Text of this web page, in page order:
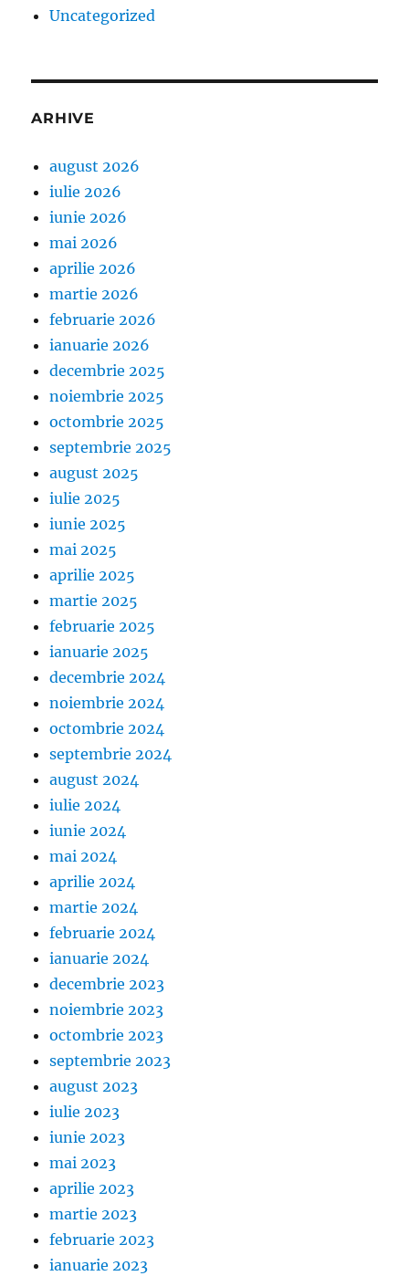
Uncategorized
ARHIVE
august 2026
iulie 2026
iunie 2026
mai 2026
aprilie 2026
martie 2026
februarie 2026
ianuarie 2026
decembrie 2025
noiembrie 2025
octombrie 2025
septembrie 2025
august 2025
iulie 2025
iunie 2025
mai 2025
aprilie 2025
martie 2025
februarie 2025
ianuarie 2025
decembrie 2024
noiembrie 2024
octombrie 2024
septembrie 2024
august 2024
iulie 2024
iunie 2024
mai 2024
aprilie 2024
martie 2024
februarie 2024
ianuarie 2024
decembrie 2023
noiembrie 2023
octombrie 2023
septembrie 2023
august 2023
iulie 2023
iunie 2023
mai 2023
aprilie 2023
martie 2023
februarie 2023
ianuarie 2023